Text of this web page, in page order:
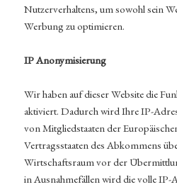
Nutzerverhaltens, um sowohl sein
Werbung zu optimieren.
IP Anonymisierung
Wir haben auf dieser Website die
aktiviert. Dadurch wird Ihre IP-
von Mitgliedstaaten der
Vertragsstaaten des Abkommens
Wirtschaftsraum vor der
in Ausnahmefällen wird die volle IP-